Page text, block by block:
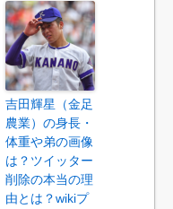
吉田輝星（金足
農業）の身長・
体重や弟の画像
は？ツイッター
削除の本当の理
由とは？wikiプ